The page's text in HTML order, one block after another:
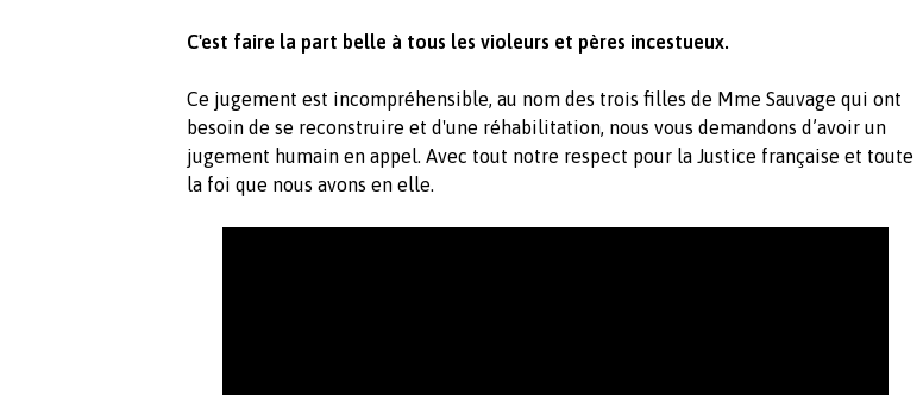
C'est faire la part belle à tous les violeurs et pères incestueux.
Ce jugement est incompréhensible, au nom des trois filles de Mme Sauvage qui ont
besoin de se reconstruire et d'une réhabilitation, nous vous demandons d’avoir un
jugement humain en appel. Avec tout notre respect pour la Justice française et toute
la foi que nous avons en elle.